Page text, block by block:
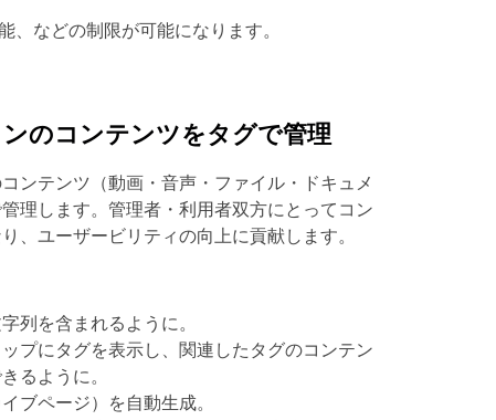
などの制限が可能になります。
のコンテンツをタグで管理
ンテンツ（動画・音声・ファイル・ドキュメ
理します。管理者・利用者双方にとってコン
、ユーザービリティの向上に貢献します。
列を含まれるように。
ップにタグを表示し、関連したタグのコンテン
るように。
ブページ）を自動生成。